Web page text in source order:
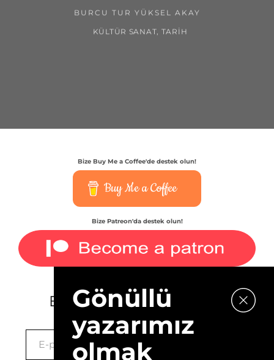
BURCU TUR YÜKSEL AKAY
KÜLTÜR SANAT TARIH
Bize Buy Me a Coffee'de destek olun!
Buy Me a Coffee
Bize Patreon'da destek olun!
E-bültenimize kaydolun.
Gönüllü
yazarımız
olmak